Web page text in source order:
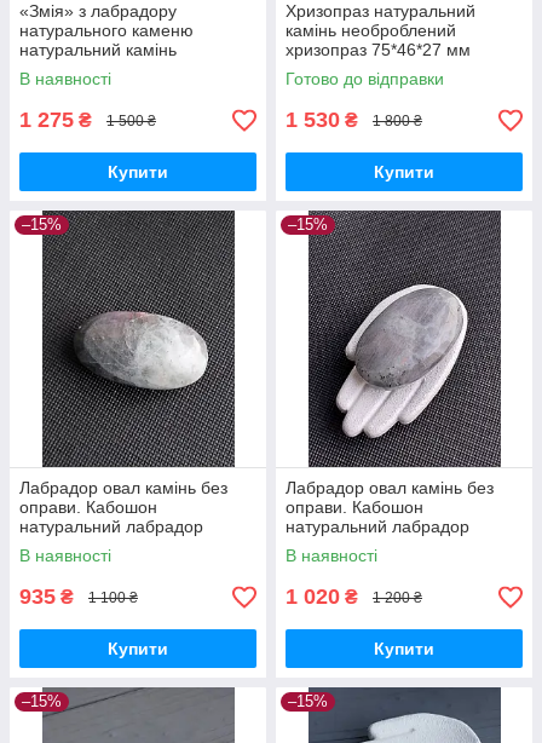
«Змія» з лабрадору
натурального каменю
натуральний камінь
лабрадор фігурка змія
лабрадор без оправи.Індія
В наявності
1 275 ₴ 1 500 ₴
Купити
Хризопраз натуральний
камінь необроблений
хризопраз 75*46*27 мм
Готово до відправки
1 530 ₴ 1 800 ₴
Купити
–15%
Лабрадор овал камінь без
оправи. Кабошон
натуральний лабрадор
58*31*20 мм. Індія.
В наявності
935 ₴ 1 100 ₴
Купити
–15%
Лабрадор овал камінь без
оправи. Кабошон
натуральний лабрадор
62*38*22 мм. Індія.
В наявності
1 020 ₴ 1 200 ₴
Купити
–15% –15%